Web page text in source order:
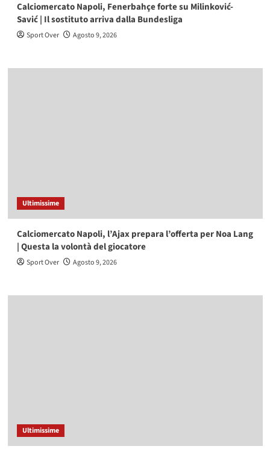
Calciomercato Napoli, Fenerbahçe forte su Milinković-
Savić | Il sostituto arriva dalla Bundesliga
Sport Over Agosto 9, 2026
Ultimissime
Calciomercato Napoli, l’Ajax prepara l’offerta per Noa Lang
| Questa la volontà del giocatore
Sport Over Agosto 9, 2026
Ultimissime